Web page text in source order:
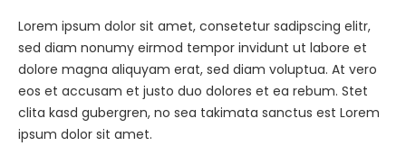
Lorem ipsum dolor sit amet, consetetur sadipscing elitr,
sed diam nonumy eirmod tempor invidunt ut labore et
dolore magna aliquyam erat, sed diam voluptua. At vero
eos et accusam et justo duo dolores et ea rebum. Stet
clita kasd gubergren, no sea takimata sanctus est Lorem
ipsum dolor sit amet.